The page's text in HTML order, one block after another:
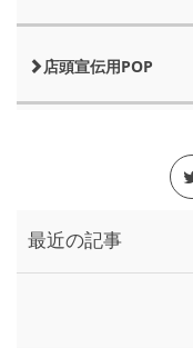
店頭宣伝用POP
最近の記事